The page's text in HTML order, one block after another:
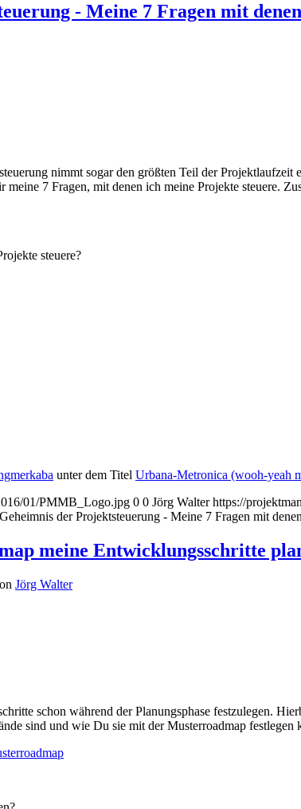
- Meine 7 Fragen mit
nimmt sogar den größten Teil der
7 Fragen, mit denen ich meine Projekte steuere.
steuere?
unter dem Titel Urbana-Metronica (wooh-yeah
01/PMMB_Logo.jpg 0 0 Jörg Walter https://
der Projektsteuerung - Meine 7 Fragen mit
meine Entwicklungsschritte
Jörg Walter
schon während der Planungsphase festzulegen.
sind und wie Du sie mit der Musterroadmap festlegen